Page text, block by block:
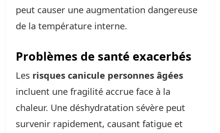
peut causer une augmentation dangereuse
de la température interne.
Problèmes de santé exacerbés
Les risques canicule personnes âgées
incluent une fragilité accrue face à la
chaleur. Une déshydratation sévère peut
survenir rapidement, causant fatigue et